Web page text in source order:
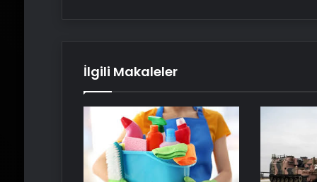
İlgili Makaleler